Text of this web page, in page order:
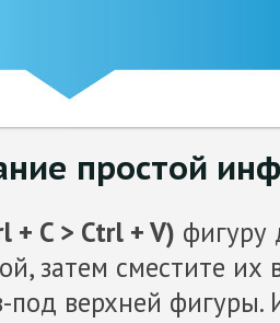
простой
+ C > Ctrl + V) фигуру
затем сместите
под верхней фигуры.